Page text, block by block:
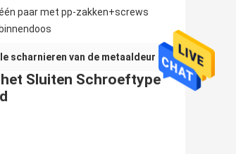
paar met pp-zakken+screws
binnendoos
scharnieren van de metaaldeur
het Sluiten Schroeftype